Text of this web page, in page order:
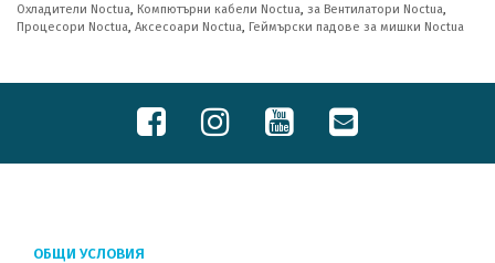
Охладители Noctua, Компютърни кабели Noctua, за Вентилатори Noctua,
Процесори Noctua, Аксесоари Noctua, Геймърски падове за мишки Noctua
ОБЩИ УСЛОВИЯ